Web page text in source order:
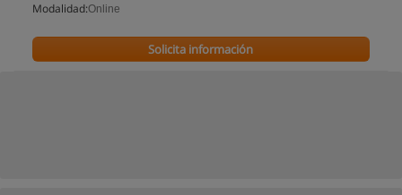
Modalidad:Online
Solicita información